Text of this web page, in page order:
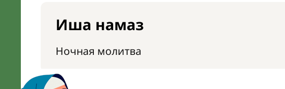
Иша намаз
Ночная молитва